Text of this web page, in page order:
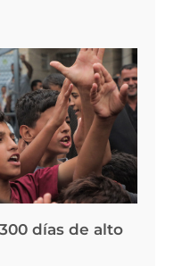
días de alto